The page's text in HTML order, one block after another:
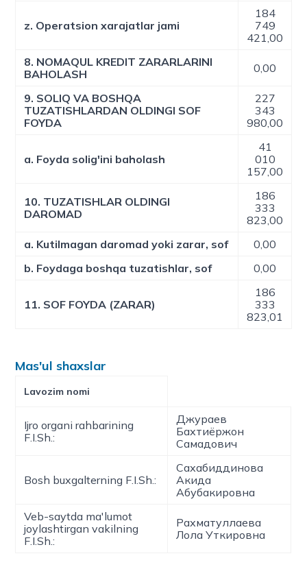
z. Operatsion xarajatlar jami
184
749
421,00
8. NOMAQUL KREDIT ZARARLARINI
BAHOLASH
0,00
9. SOLIQ VA BOSHQA
TUZATISHLARDAN OLDINGI SOF
FOYDA
227
343
980,00
a. Foyda solig'ini baholash
41
010
157,00
10. TUZATISHLAR OLDINGI
DAROMAD
186
333
823,00
a. Kutilmagan daromad yoki zarar, sof
0,00
b. Foydaga boshqa tuzatishlar, sof
0,00
11. SOF FOYDA (ZARAR)
186
333
823,01
Mas'ul shaxslar
Lavozim nomi
Ijro organi rahbarining
F.I.Sh.:
Джураев
Бахтиёржон
Самадович
Bosh buxgalterning F.I.Sh.:
Сахабиддинова
Акида
Абубакировна
Veb-saytda ma'lumot
joylashtirgan vakilning
F.I.Sh.:
Рахматуллаева
Лола Уткировна